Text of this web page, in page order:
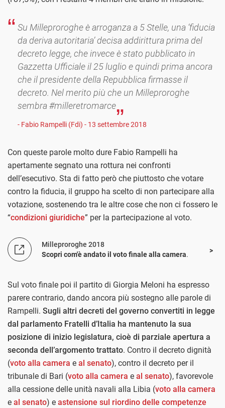
Su Milleproroghe è arroganza a 5 Stelle, una ‘fiducia
da deriva autoritaria’ decisa addirittura prima del
decreto legge, che invece è stato pubblicato in
Gazzetta Ufficiale il 25 luglio e quindi prima ancora
che il presidente della Repubblica firmasse il
decreto. Nel merito più che un Milleproroghe
sembra #milleretromarce
- Fabio Rampelli (Fdi) - 13 settembre 2018
Con queste parole molto dure Fabio Rampelli ha
apertamente segnato una rottura nei confronti
dell’esecutivo. Sta di fatto però che piuttosto che votare
contro la fiducia, il gruppo ha scelto di non partecipare alla
votazione, sostenendo tra le altre cose che non ci fossero le
“condizioni giuridiche” per la partecipazione al voto.
Milleproroghe 2018
Scopri com'è andato il voto finale alla camera.
Sul voto finale poi il partito di Giorgia Meloni ha espresso
parere contrario, dando ancora più sostegno alle parole di
Rampelli. Sugli altri decreti del governo convertiti in legge
dal parlamento Fratelli d’Italia ha mantenuto la sua
posizione di inizio legislatura, cioè di parziale apertura a
seconda dell’argomento trattato. Contro il decreto dignità
(voto alla camera e al senato), contro il decreto per il
tribunale di Bari (voto alla camera e al senato), favorevole
alla cessione delle unità navali alla Libia (voto alla camera
e al senato) e astensione sul riordino delle competenze